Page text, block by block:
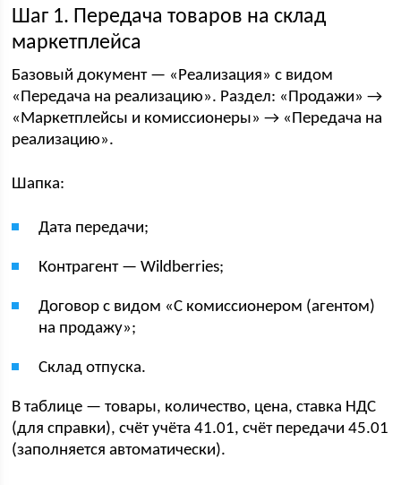
Шаг 1. Передача товаров на склад
маркетплейса
Базовый документ — «Реализация» с видом
«Передача на реализацию». Раздел: «Продажи» →
«Маркетплейсы и комиссионеры» → «Передача на
реализацию».
Шапка:
Дата передачи;
Контрагент — Wildberries;
Договор с видом «С комиссионером (агентом)
на продажу»;
Склад отпуска.
В таблице — товары, количество, цена, ставка НДС
(для справки), счёт учёта 41.01, счёт передачи 45.01
(заполняется автоматически).